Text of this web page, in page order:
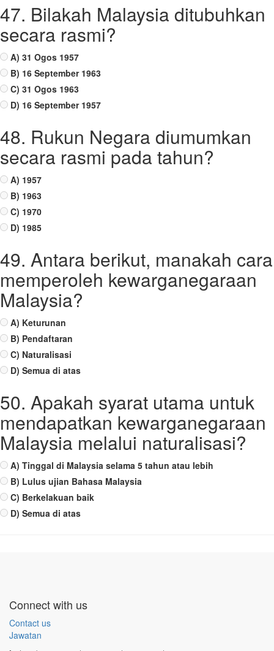
47. Bilakah Malaysia ditubuhkan
secara rasmi?
A) 31 Ogos 1957
B) 16 September 1963
C) 31 Ogos 1963
D) 16 September 1957
48. Rukun Negara diumumkan
secara rasmi pada tahun?
A) 1957
B) 1963
C) 1970
D) 1985
49. Antara berikut, manakah cara
memperoleh kewarganegaraan
Malaysia?
A) Keturunan
B) Pendaftaran
C) Naturalisasi
D) Semua di atas
50. Apakah syarat utama untuk
mendapatkan kewarganegaraan
Malaysia melalui naturalisasi?
A) Tinggal di Malaysia selama 5 tahun atau lebih
B) Lulus ujian Bahasa Malaysia
C) Berkelakuan baik
D) Semua di atas
Connect with us
Contact us
Jawatan